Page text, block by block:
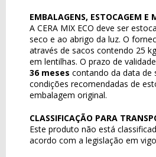
EMBALAGENS, ESTOCAGEM E
A CERA MIX ECO deve ser
seco e ao abrigo da luz. O
através de sacos contendo 25
em lentilhas. O prazo de
36 meses contando da data de
condições recomendadas de
embalagem original.
CLASSIFICAÇÃO PARA
Este produto não está
acordo com a legislação em